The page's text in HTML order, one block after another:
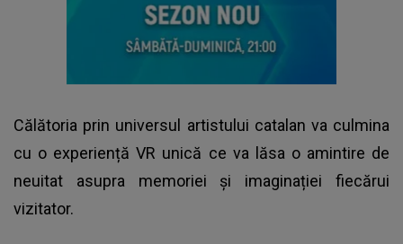
Călătoria prin universul artistului catalan va culmina
cu o experiență VR unică ce va lăsa o amintire de
neuitat asupra memoriei și imaginației fiecărui
vizitator.